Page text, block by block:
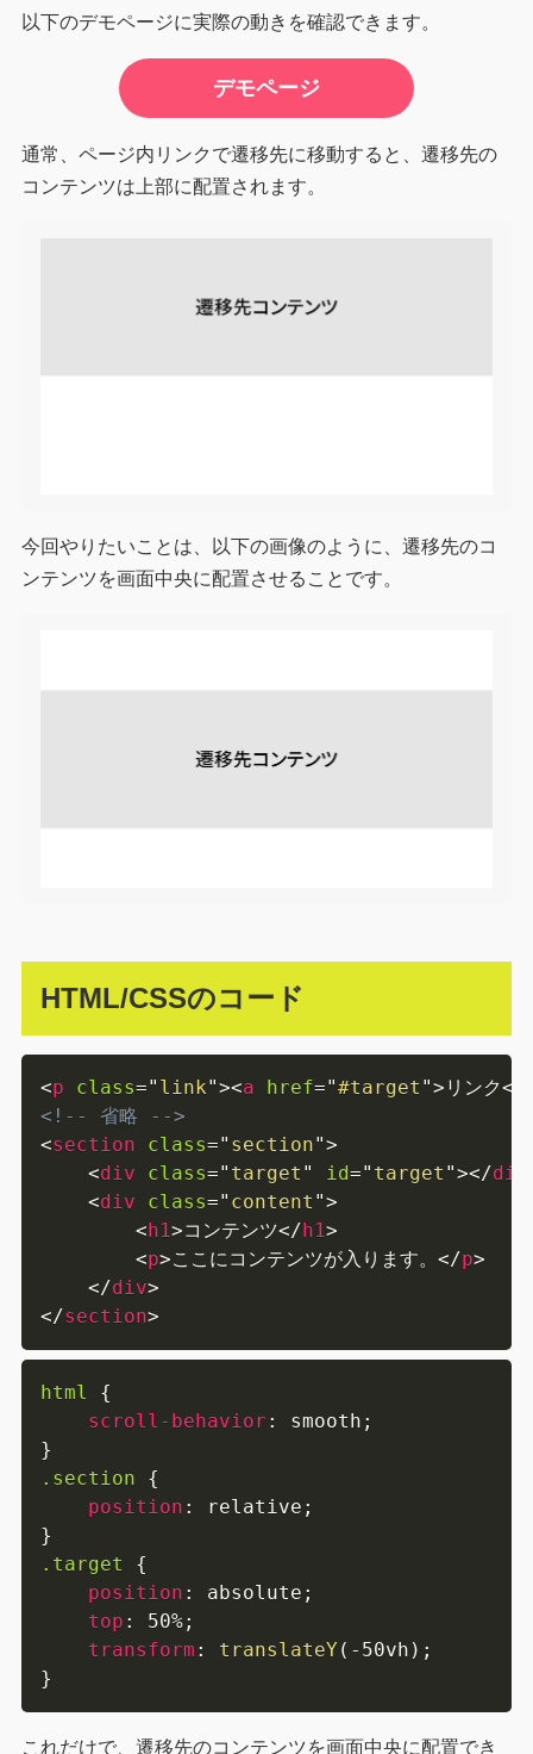
以下のデモページに実際の動きを確認できます。
デモページ
通常、ページ内リンクで遷移先に移動すると、遷移先の
コンテンツは上部に配置されます。
今回やりたいことは、以下の画像のように、遷移先のコ
ンテンツを画面中央に配置させることです。
HTML/CSSのコード
<p class=" link"><a href="#target "> リンク</
<!-- 省略 -->
<section class=" section">
<div class=" target " id=" target "></div
<div class=" content ">
<h1>コンテンツ</h1>
<p>ここにコンテンツが入ります。 </p>
</div>
</section>
html
{
scroll-behavior : smooth ;
}
.section
{
position : relative ;
}
.target
{
position : absolute ;
top : 50%;
transform : translateY ( -50vh ) ;
}
これだけで、遷移先のコンテンツを画面中央に配置でき